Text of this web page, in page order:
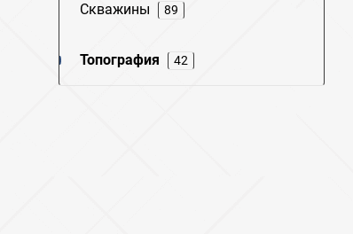
Скважины 89
Топография 42